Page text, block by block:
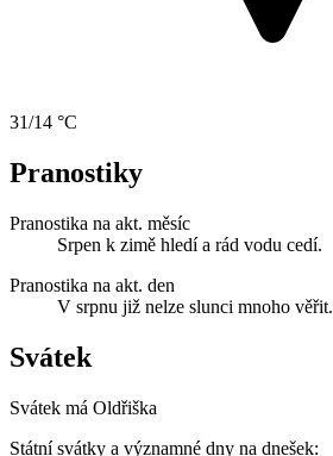
31/14 °C
Pranostiky
Pranostika na akt. měsíc
Srpen k zimě hledí a rád vodu cedí.
Pranostika na akt. den
V srpnu již nelze slunci mnoho věřit.
Svátek
Svátek má Oldřiška
Státní svátky a významné dny na dnešek: